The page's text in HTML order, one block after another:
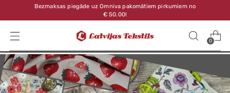
Bezmaksas piegāde uz Omniva pakomātiem pirkumiem no
€ 50.00!
0